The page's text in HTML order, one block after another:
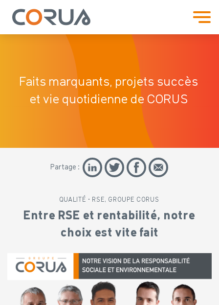
Faits marquants, projets succès
et vie quotidienne de CORUS
Partage :
QUALITÉ • RSE, GROUPE CORUS
Entre RSE et rentabilité, notre
choix est vite fait